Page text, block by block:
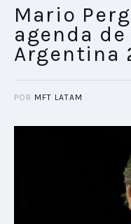
SHARE POST
INSIGHTS
PLAYBOOKS
Mario
agenda
Argentina
POR MFT LATAM